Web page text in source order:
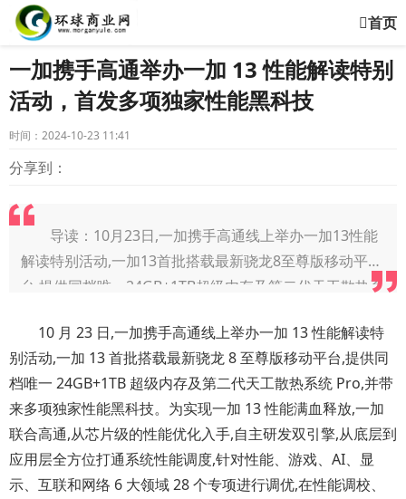
首页
一加携手高通举办一加 13 性能解读特别
活动，首发多项独家性能黑科技
时间：2024-10-23 11:41
分享到：
导读：10月23日,一加携手高通线上举办一加13性能
解读特别活动,一加13首批搭载最新骁龙8至尊版移动平
台,提供同档唯一24GB+1TB超级内存及第二代天工散热系
10 月 23 日,一加携手高通线上举办一加 13 性能解读特
别活动,一加 13 首批搭载最新骁龙 8 至尊版移动平台,提供同
档唯一 24GB+1TB 超级内存及第二代天工散热系统 Pro,并带
来多项独家性能黑科技。为实现一加 13 性能满血释放,一加
联合高通,从芯片级的性能优化入手,自主研发双引擎,从底层到
应用层全方位打通系统性能调度,针对性能、游戏、AI、显
示、互联和网络 6 大领域 28 个专项进行调优,在性能调校、